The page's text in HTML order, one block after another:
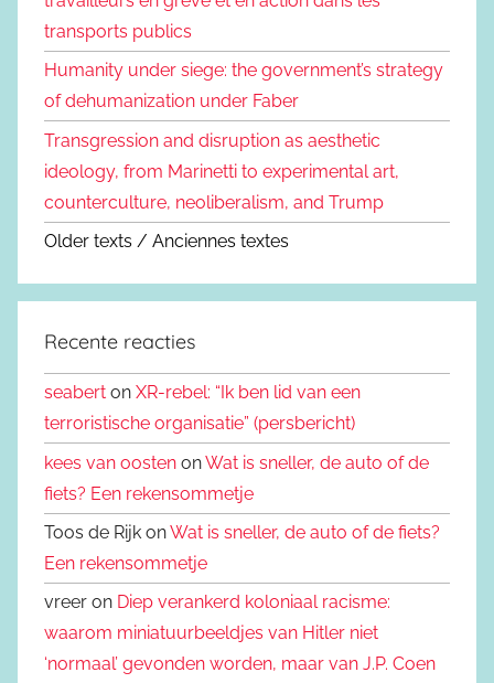
transports publics
Humanity under siege: the government’s strategy
of dehumanization under Faber
Transgression and disruption as aesthetic
ideology, from Marinetti to experimental art,
counterculture, neoliberalism, and Trump
Older texts / Anciennes textes
Recente reacties
seabert on XR-rebel: “Ik ben lid van een
terroristische organisatie” (persbericht)
kees van oosten onWat is sneller, de auto of de
fiets? Een rekensommetje
Toos de Rijk onWat is sneller, de auto of de fiets?
Een rekensommetje
vreer on Diep verankerd koloniaal racisme:
waarom miniatuurbeeldjes van Hitler niet
‘normaal’ gevonden worden, maar van J.P. Coen